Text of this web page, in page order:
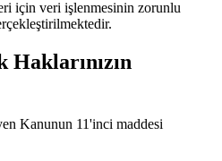
için veri işlenmesinin zorunlu
Kanunun 11'inci maddesi